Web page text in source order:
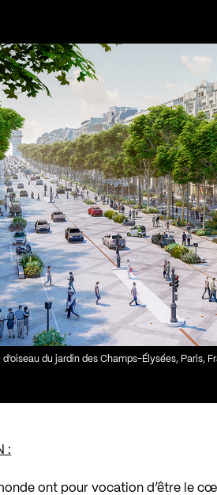
d’oiseau du jardin des Champs-Élysées, Paris,
:
ont pour vocation d’être le